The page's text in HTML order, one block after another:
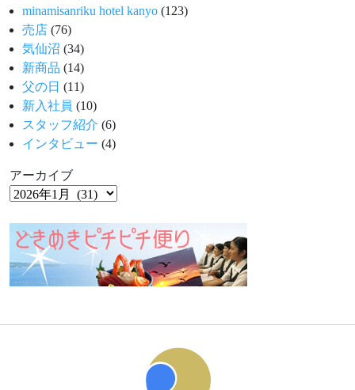
minamisanriku hotel kanyo (123)
売店 (76)
気仙沼 (34)
新商品 (14)
父の日 (11)
新入社員 (10)
スタッフ紹介 (6)
インタビュー (4)
アーカイブ